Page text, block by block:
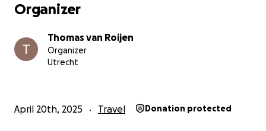
Organizer
Thomas van Roijen
Organizer
Utrecht
April 20th, 2025 Travel Donation protected